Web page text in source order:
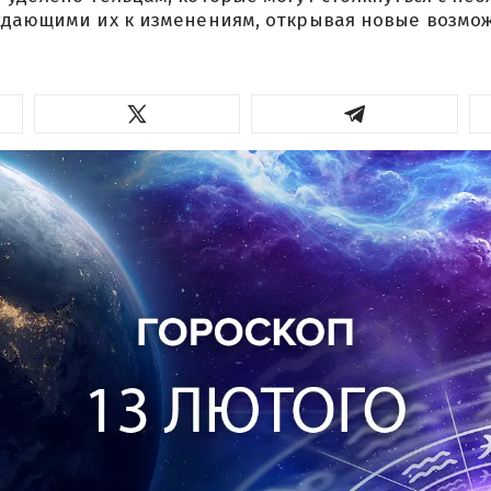
их к изменениям, открывая новые